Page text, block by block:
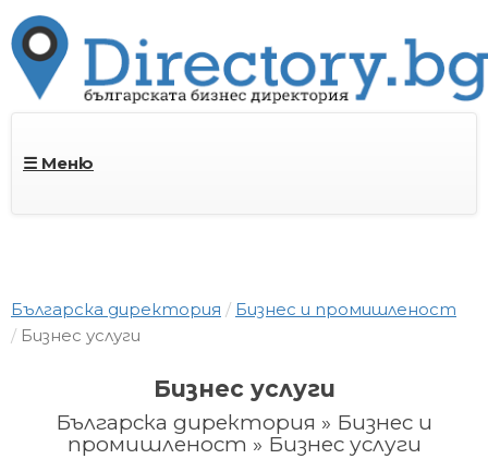
☰ Меню
Българска директория
Бизнес и промишленост
Бизнес услуги
Бизнес услуги
Българска директория » Бизнес и
промишленост » Бизнес услуги